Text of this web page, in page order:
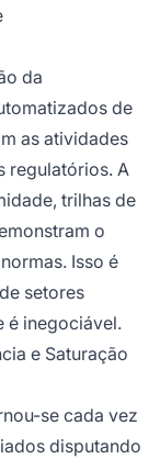
da
de
as atividades
regulatórios. A
trilhas de
o
Isso é
setores
é inegociável.
e Saturação
se cada vez
disputando